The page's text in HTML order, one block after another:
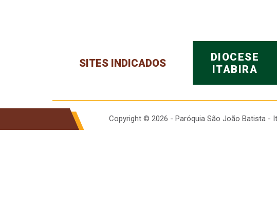
SITES INDICADOS
DIOCESE
ITABIRA
Copyright © 2026 - Paróquia São João